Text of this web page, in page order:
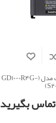
اینورتر تکفاز اینوت مدل (GD10-0R4G-
تماس بگیرید